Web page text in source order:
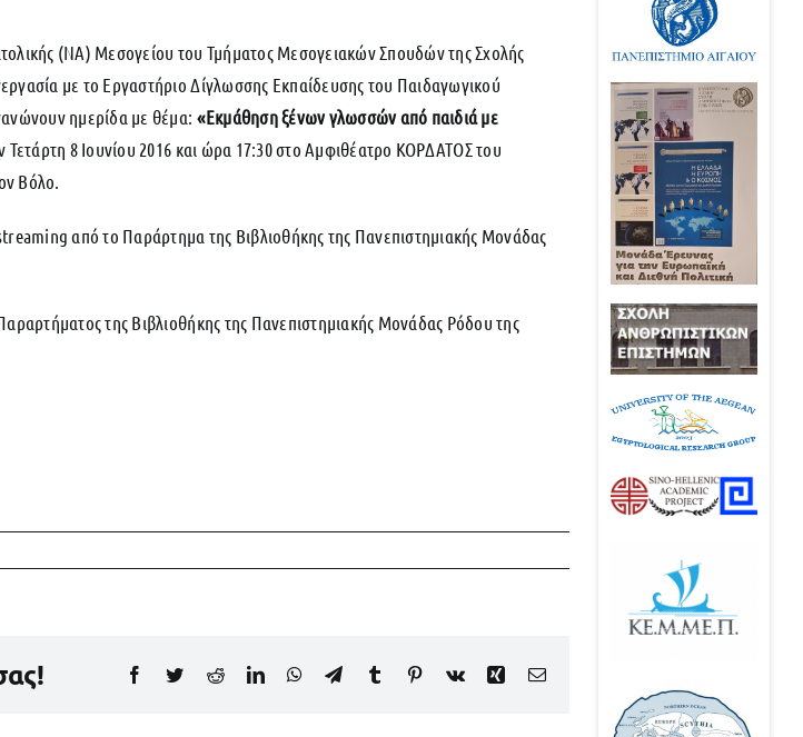
(ΝΑ) Μεσογείου του Τμήματος Μεσογειακών Σπουδών της Σχολής
με το Εργαστήριο Δίγλωσσης Εκπαίδευσης του Παιδαγωγικού
ημερίδα με θέμα: «Εκμάθηση ξένων γλωσσών από παιδιά με
Τετάρτη 8 Ιουνίου 2016 και ώρα 17:30 στο Αμφιθέατρο ΚΟΡΔΑΤΟΣ του
Βόλο.
από το Παράρτημα της Βιβλιοθήκης της Πανεπιστημιακής Μονάδας
της Βιβλιοθήκης της Πανεπιστημιακής Μονάδας Ρόδου της
Facebook
TwitterRedditLinkedInWhatsApp
TelegramTumblr Pinterest
Vk Xing Email